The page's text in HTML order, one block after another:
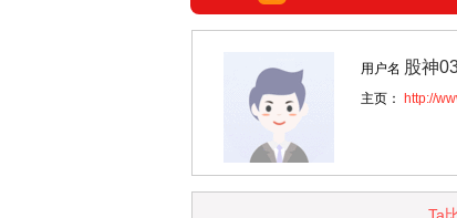
用户名 股神
主页： http://